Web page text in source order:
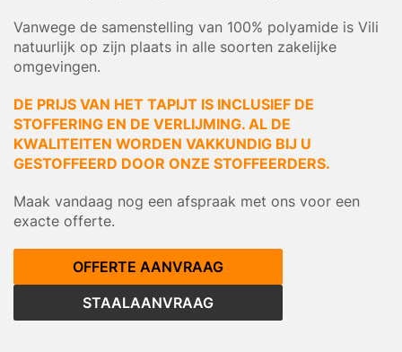
Vanwege de samenstelling van 100% polyamide is Vili
natuurlijk op zijn plaats in alle soorten zakelijke
omgevingen.
DE PRIJS VAN HET TAPIJT IS INCLUSIEF DE
STOFFERING EN DE VERLIJMING. AL DE
KWALITEITEN WORDEN VAKKUNDIG BIJ U
GESTOFFEERD DOOR ONZE STOFFEERDERS.
Maak vandaag nog een afspraak met ons voor een
exacte offerte.
OFFERTE AANVRAAG
STAALAANVRAAG